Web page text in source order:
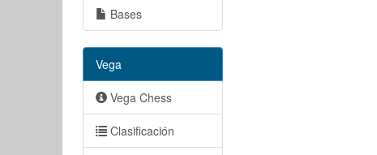
Bases
Vega
Vega Chess
Clasificación